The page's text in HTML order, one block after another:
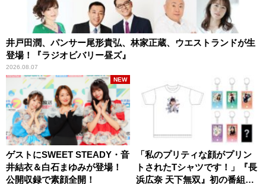
井戸田潤、パンサー尾形貴弘、林家正蔵、ウエストランドが生
登場！『ラジオビバリー昼ズ』
2026.08.07
ゲストにSWEET STEADY・音
井結衣＆白石まゆみが登場！
公開収録で素顔全開！
NEW
「私のプリティな顔がプリン
トされたTシャツです！」『長
浜広奈 天下無双』初の番組グ